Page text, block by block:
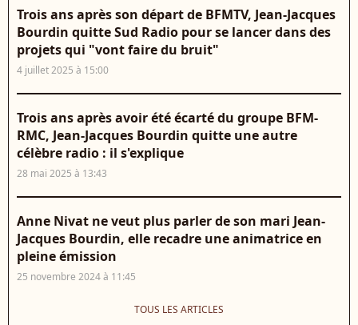
Trois ans après son départ de BFMTV, Jean-Jacques
Bourdin quitte Sud Radio pour se lancer dans des
projets qui "vont faire du bruit"
4 juillet 2025 à 15:00
Trois ans après avoir été écarté du groupe BFM-
RMC, Jean-Jacques Bourdin quitte une autre
célèbre radio : il s'explique
28 mai 2025 à 13:43
Anne Nivat ne veut plus parler de son mari Jean-
Jacques Bourdin, elle recadre une animatrice en
pleine émission
25 novembre 2024 à 11:45
TOUS LES ARTICLES